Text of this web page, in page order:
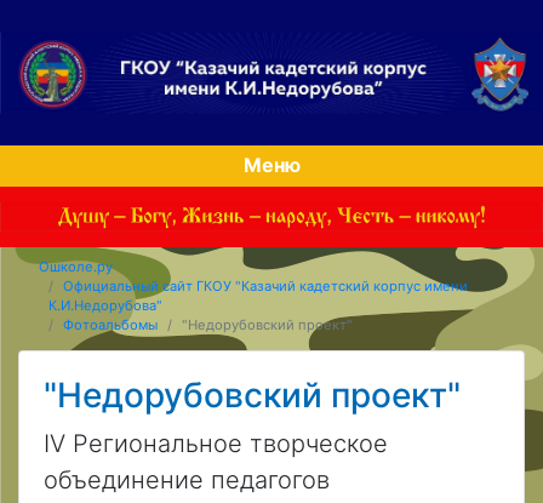
Меню
Ошколе.ру
Официальный сайт ГКОУ "Казачий кадетский корпус имени
К.И.Недорубова"
Фотоальбомы
"Недорубовский проект"
"Недорубовский проект"
IV Региональное творческое
объединение педагогов